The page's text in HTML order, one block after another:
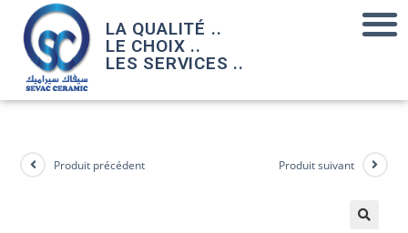
LA QUALITÉ ..
LE CHOIX ..
LES SERVICES ..
Produit précédent Produit suivant